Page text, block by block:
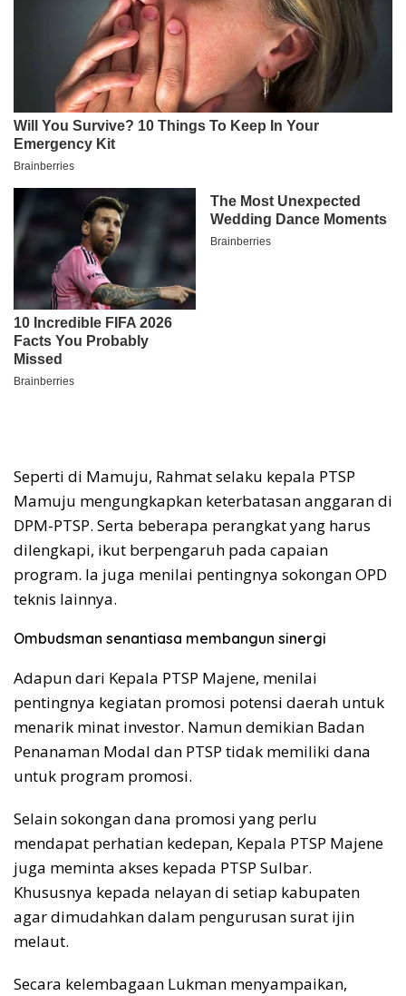
Seperti di Mamuju, Rahmat selaku kepala PTSP
Mamuju mengungkapkan keterbatasan anggaran di
DPM-PTSP. Serta beberapa perangkat yang harus
dilengkapi, ikut berpengaruh pada capaian
program. Ia juga menilai pentingnya sokongan OPD
teknis lainnya.
Ombudsman senantiasa membangun sinergi
Adapun dari Kepala PTSP Majene, menilai
pentingnya kegiatan promosi potensi daerah untuk
menarik minat investor. Namun demikian Badan
Penanaman Modal dan PTSP tidak memiliki dana
untuk program promosi.
Selain sokongan dana promosi yang perlu
mendapat perhatian kedepan, Kepala PTSP Majene
juga meminta akses kepada PTSP Sulbar.
Khususnya kepada nelayan di setiap kabupaten
agar dimudahkan dalam pengurusan surat ijin
melaut.
Secara kelembagaan Lukman menyampaikan,